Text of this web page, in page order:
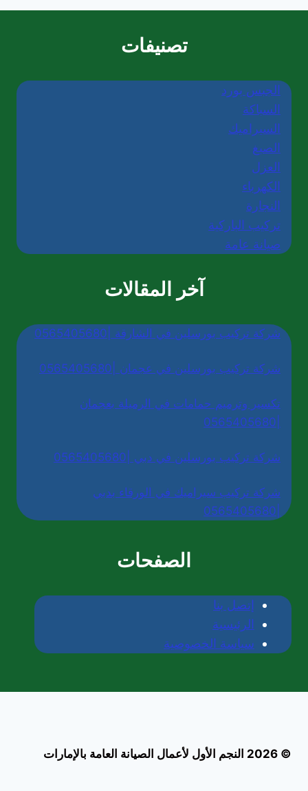
تصنيفات
الجبس بورد
السباكة
السيراميك
الصبغ
العزل
الكهرباء
النجارة
تركيب الباركية
صيانة عامة
آخر المقالات
شركة تركيب بورسلين في الشارقة |0565405680
شركة تركيب بورسلين في عجمان |0565405680
تكسير وترميم حمامات في الرميلة بعجمان
شركة تركيب بورسلين في دبي |0565405680
شركة تركيب سيراميك في الورقاء بدبي
الصفحات
إتصل بنا
الرئيسية
سياسة الخصوصية
© 2026 النجم الأول لأعمال الصيانة العامة بالإمارات